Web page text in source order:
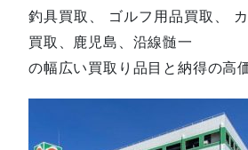
釣具買取、 ゴルフ用品買取、
買取、鹿児島、沿線髄一
の幅広い買取り品目と納得の高